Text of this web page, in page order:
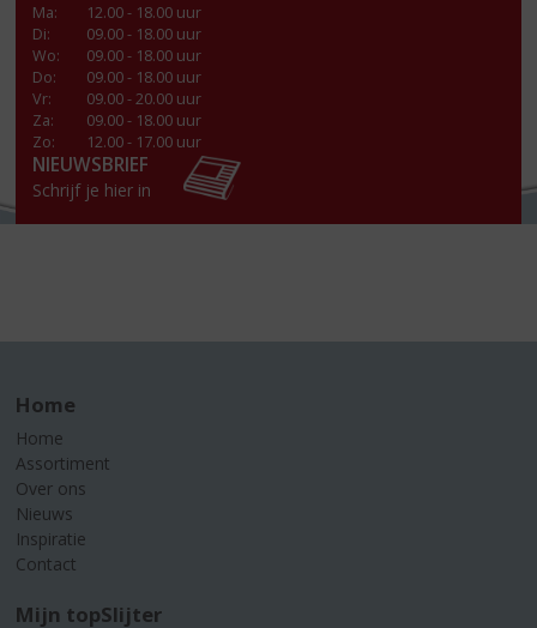
Ma:
12.00 - 18.00 uur
Di:
09.00 - 18.00 uur
Wo:
09.00 - 18.00 uur
Do:
09.00 - 18.00 uur
Vr:
09.00 - 20.00 uur
Za:
09.00 - 18.00 uur
Zo:
12.00 - 17.00 uur
NIEUWSBRIEF
Schrijf je hier in
Home
Home
Assortiment
Over ons
Nieuws
Inspiratie
Contact
Mijn topSlijter